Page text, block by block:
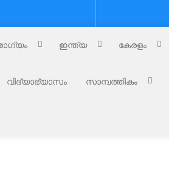
ഇന്ത്യ കേരളം
വിദ്യാഭ്യാസം സാമ്പത്തികം